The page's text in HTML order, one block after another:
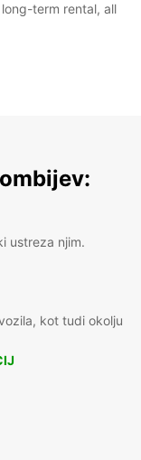
term rental, all
ustreza njim.
kot tudi okolju